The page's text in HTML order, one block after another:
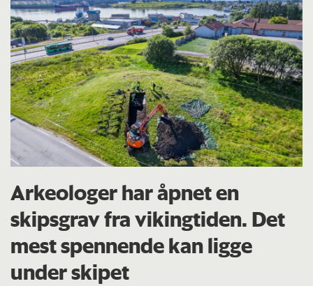
Arkeologer har åpnet en
skipsgrav fra vikingtiden. Det
mest spennende kan ligge
under skipet